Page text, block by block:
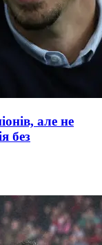
але не
без